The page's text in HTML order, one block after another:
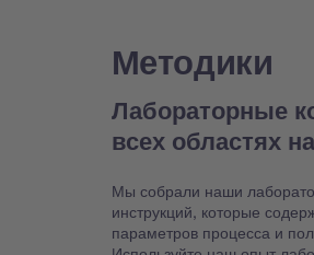
Методики
Лабораторные
всех областях
Мы собрали наши
инструкций, которые
параметров процесса и